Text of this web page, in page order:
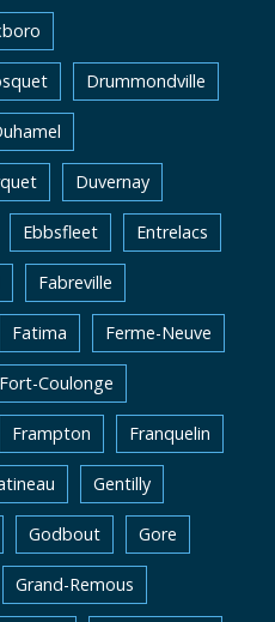
Drummondville
Duvernay
Ebbsfleet Entrelacs
Fabreville
Fatima Ferme-Neuve
Fort-Coulonge
Frampton Franquelin
Gentilly
Godbout Gore
Grand-Remous